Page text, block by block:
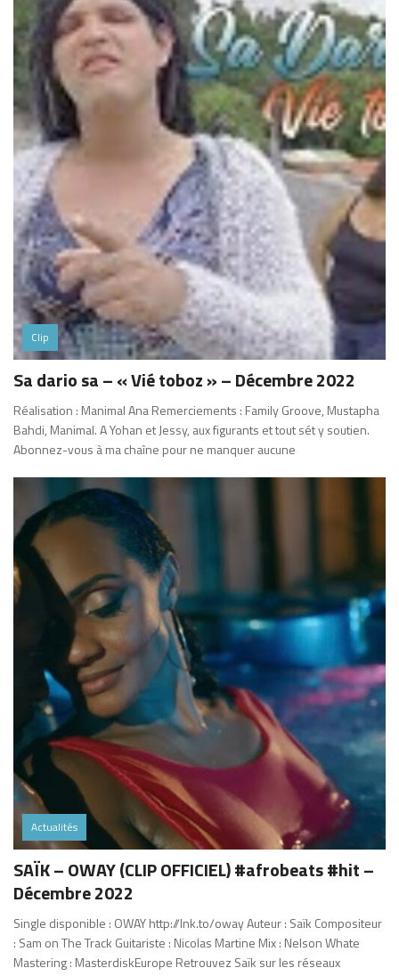
Clip
Sa dario sa – « Vié toboz » – Décembre 2022
Réalisation : Manimal Ana Remerciements : Family Groove, Mustapha
Bahdi, Manimal. A Yohan et Jessy, aux figurants et tout sét y soutien.
Abonnez-vous à ma chaîne pour ne manquer aucune
Actualités
SAÏK – OWAY (CLIP OFFICIEL) #afrobeats #hit –
Décembre 2022
Single disponible : OWAY http://lnk.to/oway Auteur : Saïk Compositeur
: Sam on The Track Guitariste : Nicolas Martine Mix : Nelson Whate
Mastering : MasterdiskEurope Retrouvez Saïk sur les réseaux